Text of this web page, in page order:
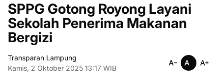
SPPG Gotong Royong Layani
Sekolah Penerima Makanan
Bergizi
Transparan Lampung
Kamis, 2 Oktober 2025 13:17 WIB